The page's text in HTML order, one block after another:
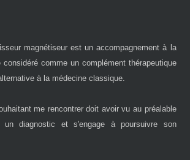
magnétiseur est un accompagnement à la
comme un complément thérapeutique
à la médecine classique.
me rencontrer doit avoir vu au préalable
un diagnostic et s'engage à poursuivre son